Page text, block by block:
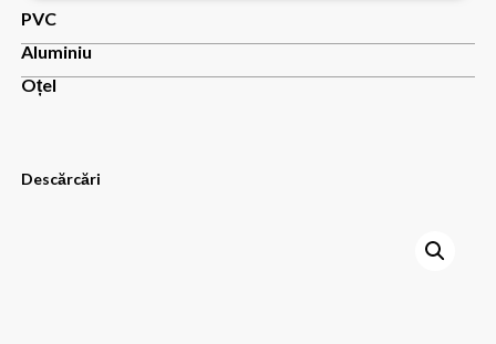
PVC
Aluminiu
Oțel
Descărcări